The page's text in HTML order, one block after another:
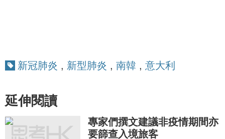
新冠肺炎 , 新型肺炎 , 南韓 , 意大利
延伸閱讀
專家們撰文建議非疫情期間亦
要篩查入境旅客